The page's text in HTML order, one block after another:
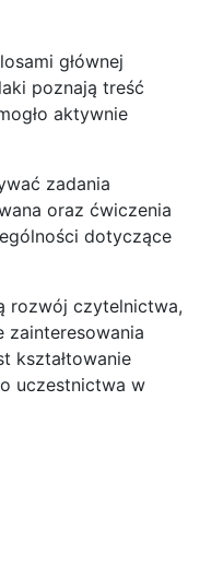
głównej
poznają treść
aktywnie
zadania
oraz ćwiczenia
dotyczące
rozwój czytelnictwa,
zainteresowania
kształtowanie
uczestnictwa w